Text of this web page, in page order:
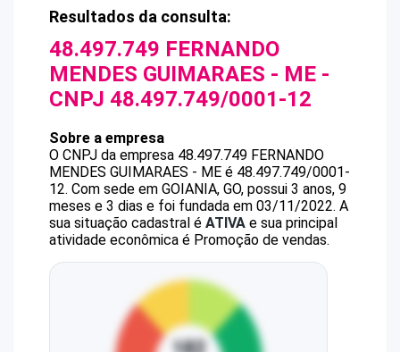
Resultados da consulta:
48.497.749 FERNANDO
MENDES GUIMARAES - ME -
CNPJ 48.497.749/0001-12
Sobre a empresa
O CNPJ da empresa 48.497.749 FERNANDO
MENDES GUIMARAES - ME é 48.497.749/0001-
12. Com sede em GOIANIA, GO, possui 3 anos, 9
meses e 3 dias e foi fundada em 03/11/2022. A
sua situação cadastral é ATIVA e sua principal
atividade econômica é Promoção de vendas.